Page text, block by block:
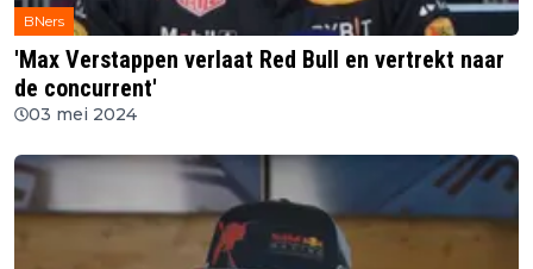
BNers
'Max Verstappen verlaat Red Bull en vertrekt naar
de concurrent'
03 mei 2024